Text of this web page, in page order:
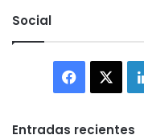
Social
Facebook
Entradas recientes